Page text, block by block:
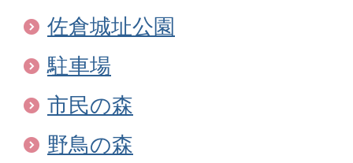
佐倉城址公園
駐車場
市民の森
野鳥の森